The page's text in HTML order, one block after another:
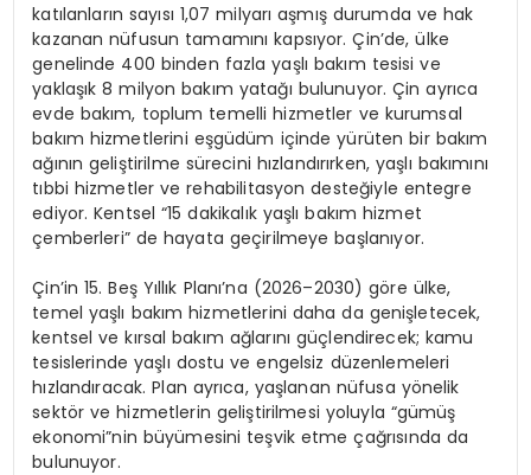
katılanların sayısı 1,07 milyarı aşmış durumda ve hak
kazanan nüfusun tamamını kapsıyor. Çin’de, ülke
genelinde 400 binden fazla yaşlı bakım tesisi ve
yaklaşık 8 milyon bakım yatağı bulunuyor. Çin ayrıca
evde bakım, toplum temelli hizmetler ve kurumsal
bakım hizmetlerini eşgüdüm içinde yürüten bir bakım
ağının geliştirilme sürecini hızlandırırken, yaşlı bakımını
tıbbi hizmetler ve rehabilitasyon desteğiyle entegre
ediyor. Kentsel “15 dakikalık yaşlı bakım hizmet
çemberleri” de hayata geçirilmeye başlanıyor.
Çin’in 15. Beş Yıllık Planı’na (2026–2030) göre ülke,
temel yaşlı bakım hizmetlerini daha da genişletecek,
kentsel ve kırsal bakım ağlarını güçlendirecek; kamu
tesislerinde yaşlı dostu ve engelsiz düzenlemeleri
hızlandıracak. Plan ayrıca, yaşlanan nüfusa yönelik
sektör ve hizmetlerin geliştirilmesi yoluyla “gümüş
ekonomi”nin büyümesini teşvik etme çağrısında da
bulunuyor.